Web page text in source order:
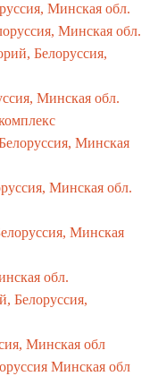
Минская обл.
Минская обл.
Белоруссия,
Минская обл.
Минская
Минская обл.
Минская
обл.
Белоруссия,
Минская обл
Минская обл